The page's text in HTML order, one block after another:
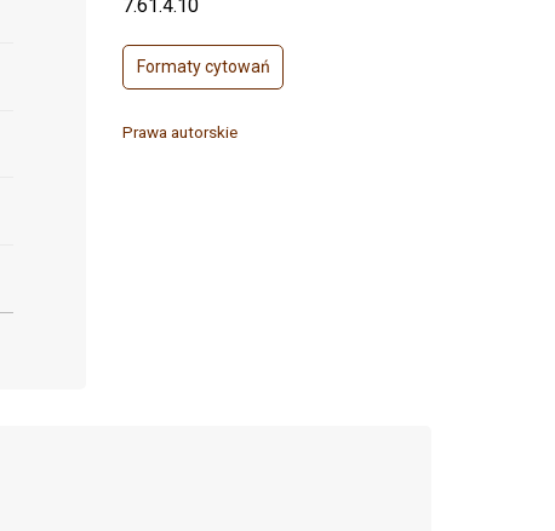
7.61.4.10
Formaty cytowań
Prawa autorskie